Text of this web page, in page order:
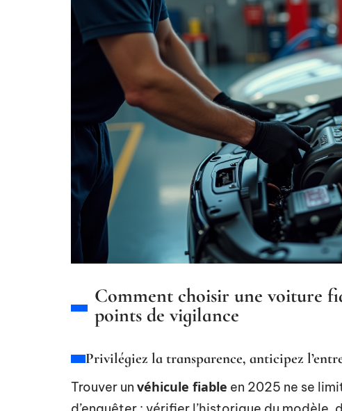
Comment choisir une voiture
points de vigilance
Privilégiez la transparence, anticipez
Trouver un véhicule fiable en 2025 ne se